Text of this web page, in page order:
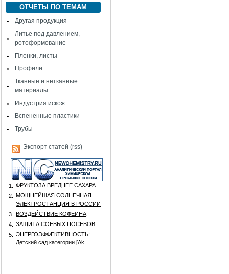
ОТЧЕТЫ ПО ТЕМАМ
Другая продукция
Литье под давлением,
ротоформование
Пленки, листы
Профили
Тканные и нетканные
материалы
Индустрия искож
Вспененные пластики
Трубы
Экспорт статей (rss)
1.
ФРУКТОЗА ВРЕДНЕЕ САХАРА
2.
МОЩНЕЙШАЯ СОЛНЕЧНАЯ
ЭЛЕКТРОСТАНЦИЯ В РОССИИ
3.
ВОЗДЕЙСТВИЕ КОФЕИНА
4.
ЗАЩИТА СОЕВЫХ ПОСЕВОВ
5.
ЭНЕРГОЭФФЕКТИВНОСТЬ:
Детский сад категории [Аk